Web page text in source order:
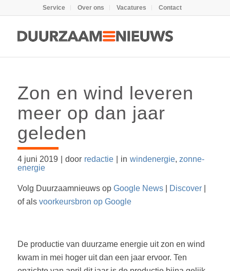
Service Over ons Vacatures Contact
Zon en wind leveren
meer op dan jaar
geleden
4 juni 2019 door redactie in windenergie, zonne-
energie
Volg Duurzaamnieuws op Google News| Discover|
of als voorkeursbron op Google
De productie van duurzame energie uit zon en wind
kwam in mei hoger uit dan een jaar ervoor. Ten